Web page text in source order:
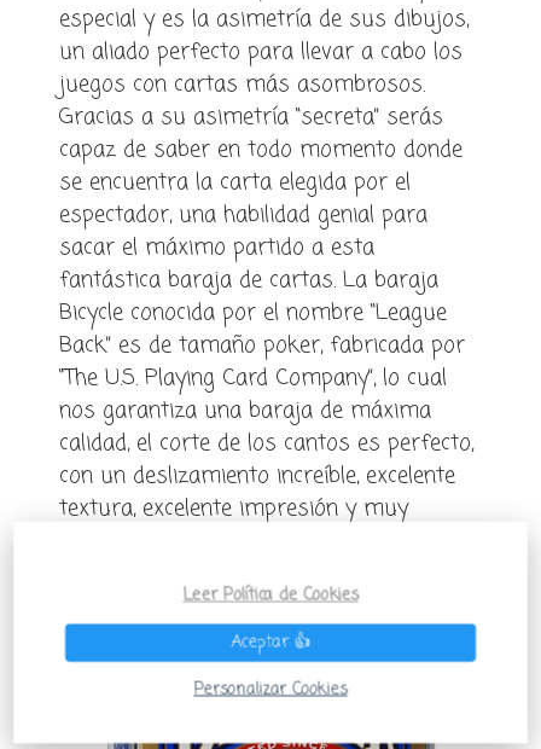
especial y es la asimetría de sus dibujos,
un aliado perfecto para llevar a cabo los
juegos con cartas más asombrosos.
Gracias a su asimetría “secreta” serás
capaz de saber en todo momento donde
se encuentra la carta elegida por el
espectador, una habilidad genial para
sacar el máximo partido a esta
fantástica baraja de cartas. La baraja
Bicycle conocida por el nombre “League
Back” es de tamaño poker, fabricada por
“The U.S. Playing Card Company”, lo cual
nos garantiza una baraja de máxima
calidad, el corte de los cantos es perfecto,
con un deslizamiento increíble, excelente
textura, excelente impresión y muy
Leer Política de Cookies
Aceptar 👍
Personalizar Cookies